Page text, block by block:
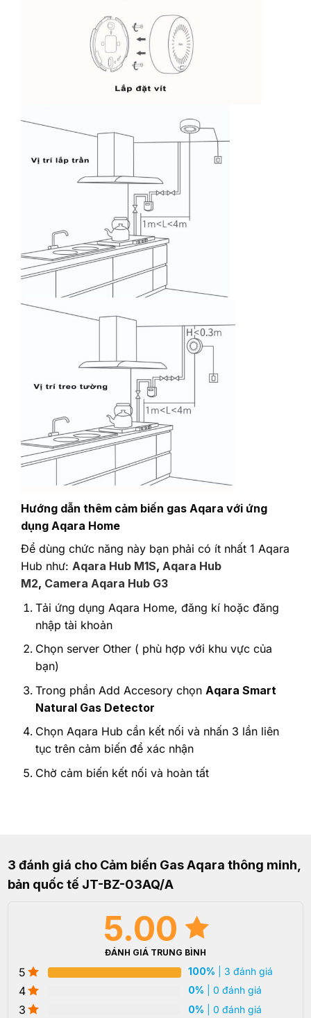
Hướng dẫn thêm cảm biến gas Aqara với ứng
dụng Aqara Home
Để dùng chức năng này bạn phải có ít nhất 1 Aqara
Hub như: Aqara Hub M1S, Aqara Hub
M2, Camera Aqara Hub G3
Tải ứng dụng Aqara Home, đăng kí hoặc đăng
nhập tài khoản
Chọn server Other ( phù hợp với khu vực của
bạn)
Trong phần Add Accesory chọn Aqara Smart
Natural Gas Detector
Chọn Aqara Hub cần kết nối và nhấn 3 lần liên
tục trên cảm biến để xác nhận
Chờ cảm biến kết nối và hoàn tất
3 đánh giá cho Cảm biến Gas Aqara thông minh,
bản quốc tế JT-BZ-03AQ/A
5.00
ĐÁNH GIÁ TRUNG BÌNH
5 100% | 3 đánh giá
4 0% | 0 đánh giá
3 0% | 0 đánh giá